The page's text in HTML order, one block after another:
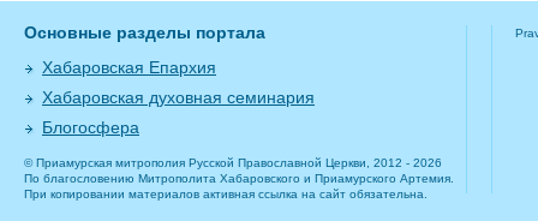
Основные разделы портала
Хабаровская Епархия
Хабаровская духовная семинария
Блогосфера
© Приамурская митрополия Русской Православной Церкви, 2012 - 2026
По благословению Митрополита Хабаровского и Приамурского Артемия.
При копировании материалов активная ссылка на сайт обязательна.